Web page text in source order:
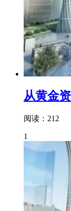
从黄金
阅读：212
1